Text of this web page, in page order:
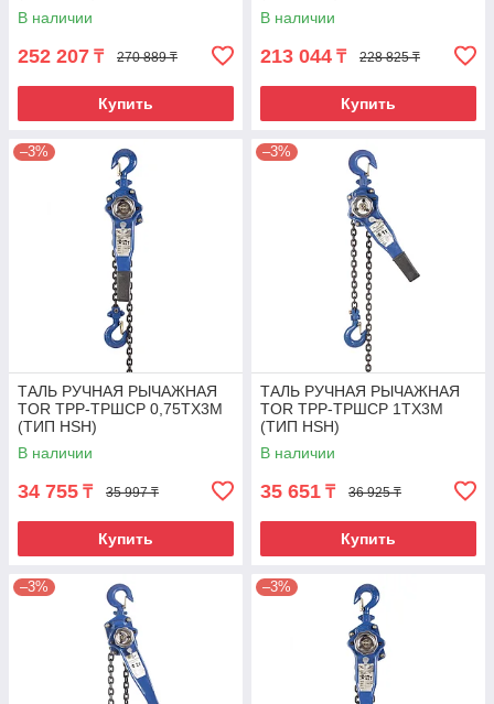
В наличии
252 207 ₸ 270 889 ₸
Купить
В наличии
213 044 ₸ 228 825 ₸
Купить
–3%
ТАЛЬ РУЧНАЯ РЫЧАЖНАЯ
TOR ТРР-ТРШСР 0,75ТХ3М
(ТИП HSH)
В наличии
34 755 ₸ 35 997 ₸
Купить
–3%
ТАЛЬ РУЧНАЯ РЫЧАЖНАЯ
TOR ТРР-ТРШСР 1ТХ3М
(ТИП HSH)
В наличии
35 651 ₸ 36 925 ₸
Купить
–3% –3%